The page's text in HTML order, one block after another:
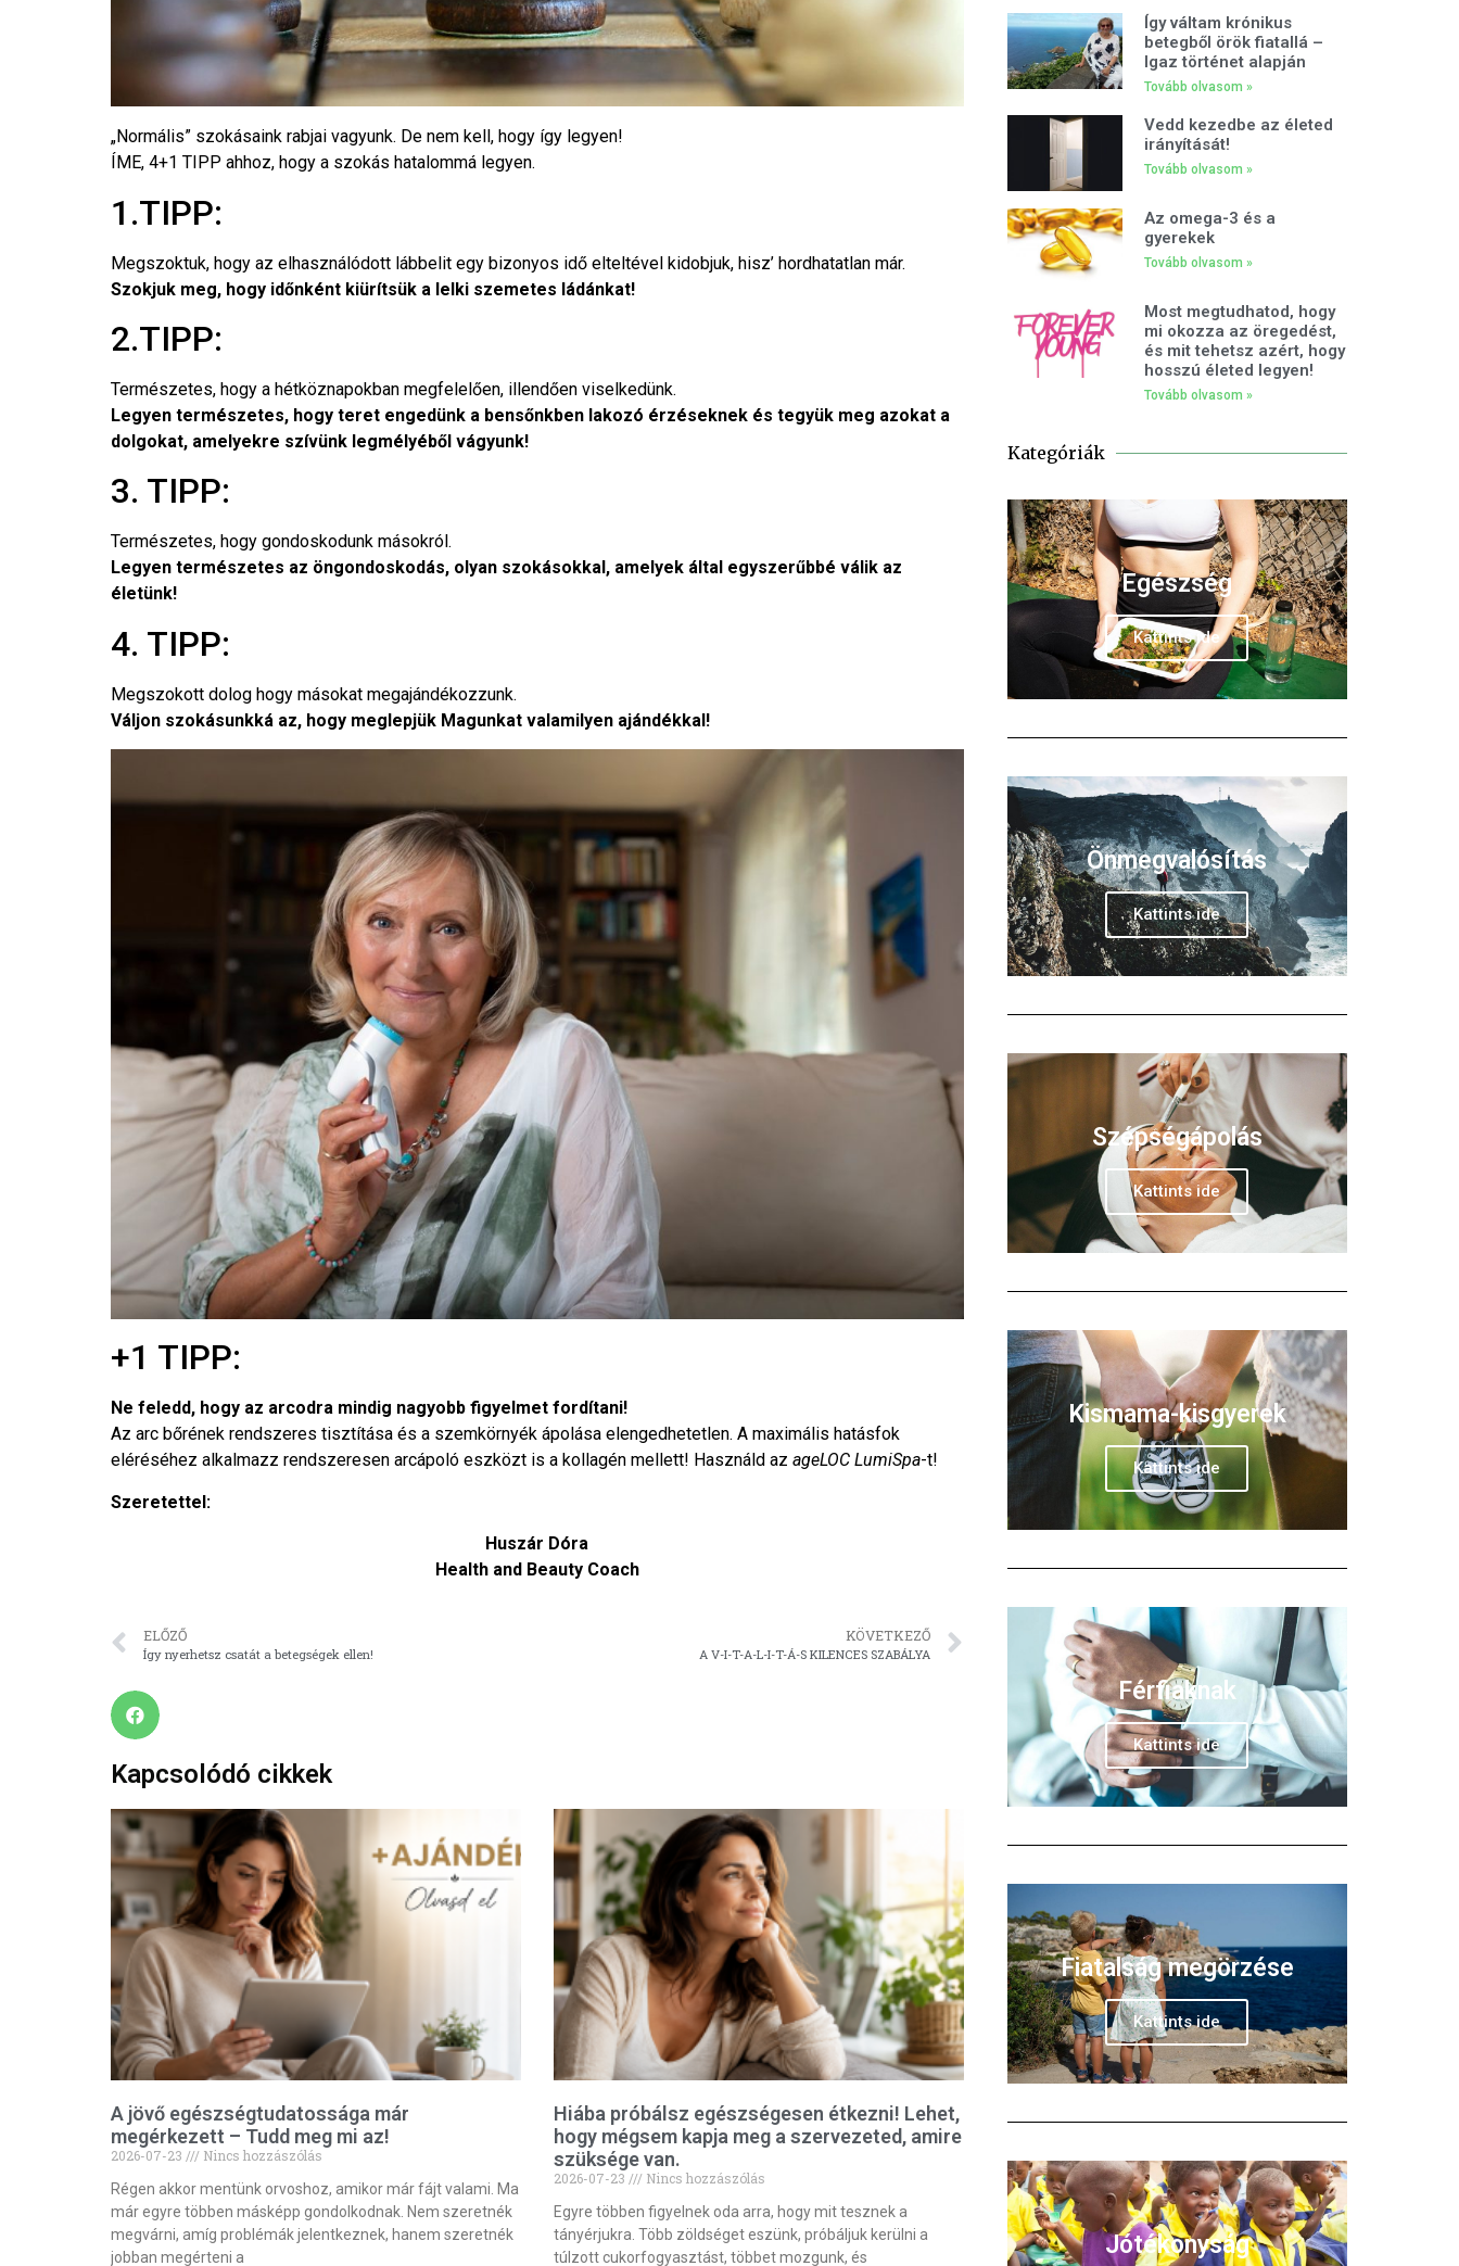
„Normális” szokásaink rabjai vagyunk. De nem kell, hogy így legyen!
ÍME, 4+1 TIPP ahhoz, hogy a szokás hatalommá legyen.
1.TIPP:
Megszoktuk, hogy az elhasználódott lábbelit egy bizonyos idő elteltével kidobjuk, hisz’ hordhatatlan már.
Szokjuk meg, hogy időnként kiürítsük a lelki szemetes ládánkat!
2.TIPP:
Természetes, hogy a hétköznapokban megfelelően, illendően viselkedünk.
Legyen természetes, hogy teret engedünk a bensőnkben lakozó érzéseknek és tegyük meg azokat a
dolgokat, amelyekre szívünk legmélyéből vágyunk!
3. TIPP:
Természetes, hogy gondoskodunk másokról.
Legyen természetes az öngondoskodás, olyan szokásokkal, amelyek által egyszerűbbé válik az
életünk!
4. TIPP:
Megszokott dolog hogy másokat megajándékozzunk.
Váljon szokásunkká az, hogy meglepjük Magunkat valamilyen ajándékkal!
+1 TIPP:
Ne feledd, hogy az arcodra mindig nagyobb figyelmet fordítani!
Az arc bőrének rendszeres tisztítása és a szemkörnyék ápolása elengedhetetlen. A maximális hatásfok
eléréséhez alkalmazz rendszeresen arcápoló eszközt is a kollagén mellett! Használd az ageLOC LumiSpa-t!
Szeretettel:
Huszár Dóra
Health and Beauty Coach
ELŐZŐ
Így nyerhetsz csatát a betegségek ellen!
KÖVETKEZŐ
A V-I-T-A-L-I-T-Á-S KILENCES SZABÁLYA
Kapcsolódó cikkek
A jövő egészségtudatossága már
megérkezett – Tudd meg mi az!
2026-07-23
Nincs hozzászólás
Régen akkor mentünk orvoshoz, amikor már fájt valami. Ma
már egyre többen másképp gondolkodnak. Nem szeretnék
megvárni, amíg problémák jelentkeznek, hanem szeretnék
jobban megérteni a
Hiába próbálsz egészségesen étkezni! Lehet,
hogy mégsem kapja meg a szervezeted, amire
szüksége van.
2026-07-23
Nincs hozzászólás
Egyre többen figyelnek oda arra, hogy mit tesznek a
tányérjukra. Több zöldséget eszünk, próbáljuk kerülni a
túlzott cukorfogyasztást, többet mozgunk, és
Így váltam krónikus
betegből örök fiatallá –
Igaz történet alapján
Tovább olvasom »
Vedd kezedbe az életed
irányítását!
Tovább olvasom »
Az omega-3 és a
gyerekek
Tovább olvasom »
Most megtudhatod, hogy
mi okozza az öregedést,
és mit tehetsz azért, hogy
hosszú életed legyen!
Tovább olvasom »
Kategóriák
Egészség
Kattints ide
Önmegvalósítás
Kattints ide
Szépségápolás
Kattints ide
Kismama-kisgyerek
Kattints ide
Férfiaknak
Kattints ide
Fiatalság megörzése
Kattints ide
Jótékonyság